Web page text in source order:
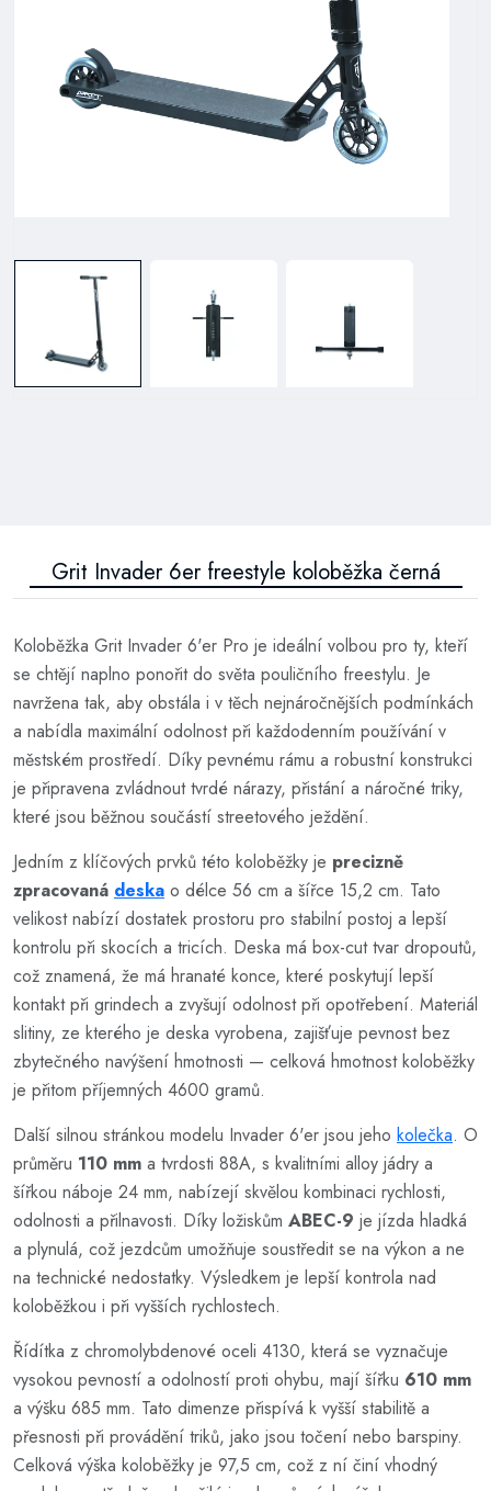
Grit Invader 6er freestyle koloběžka černá
Koloběžka Grit Invader 6'er Pro je ideální volbou pro ty, kteří
se chtějí naplno ponořit do světa pouličního freestylu. Je
navržena tak, aby obstála i v těch nejnáročnějších podmínkách
a nabídla maximální odolnost při každodenním používání v
městském prostředí. Díky pevnému rámu a robustní konstrukci
je připravena zvládnout tvrdé nárazy, přistání a náročné triky,
které jsou běžnou součástí streetového ježdění.
Jedním z klíčových prvků této koloběžky je precizně
zpracovaná deska o délce 56 cm a šířce 15,2 cm. Tato
velikost nabízí dostatek prostoru pro stabilní postoj a lepší
kontrolu při skocích a tricích. Deska má box-cut tvar dropoutů,
což znamená, že má hranaté konce, které poskytují lepší
kontakt při grindech a zvyšují odolnost při opotřebení. Materiál
slitiny, ze kterého je deska vyrobena, zajišťuje pevnost bez
zbytečného navýšení hmotnosti — celková hmotnost koloběžky
je přitom příjemných 4600 gramů.
Další silnou stránkou modelu Invader 6'er jsou jeho kolečka. O
průměru 110 mm a tvrdosti 88A, s kvalitními alloy jádry a
šířkou náboje 24 mm, nabízejí skvělou kombinaci rychlosti,
odolnosti a přilnavosti. Díky ložiskům ABEC-9 je jízda hladká
a plynulá, což jezdcům umožňuje soustředit se na výkon a ne
na technické nedostatky. Výsledkem je lepší kontrola nad
koloběžkou i při vyšších rychlostech.
Řídítka z chromolybdenové oceli 4130, která se vyznačuje
vysokou pevností a odolností proti ohybu, mají šířku 610 mm
a výšku 685 mm. Tato dimenze přispívá k vyšší stabilitě a
přesnosti při provádění triků, jako jsou točení nebo barspiny.
Celková výška koloběžky je 97,5 cm, což z ní činí vhodný